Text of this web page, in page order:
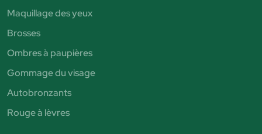
Maquillage des yeux
Brosses
Ombres à paupières
Gommage du visage
Autobronzants
Rouge à lèvres